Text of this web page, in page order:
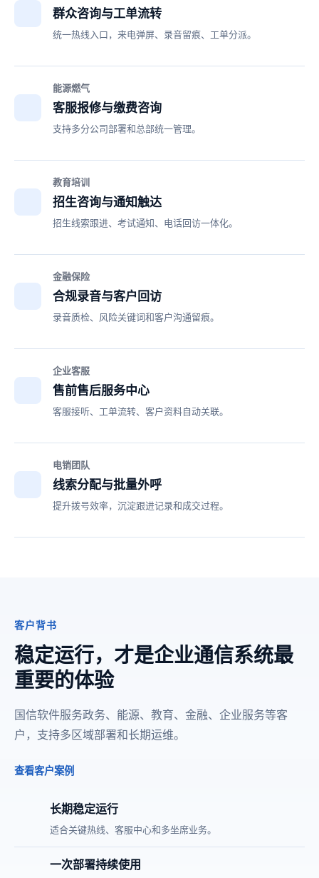
群众咨询与工单流转
统一热线入口，来电弹屏、录音留痕、工单分派。
能源燃气
客服报修与缴费咨询
支持多分公司部署和总部统一管理。
教育培训
招生咨询与通知触达
招生线索跟进、考试通知、电话回访一体化。
金融保险
合规录音与客户回访
录音质检、风险关键词和客户沟通留痕。
企业客服
售前售后服务中心
客服接听、工单流转、客户资料自动关联。
电销团队
线索分配与批量外呼
提升拨号效率，沉淀跟进记录和成交过程。
客户背书
稳定运行，才是企业通信系统最
重要的体验
国信软件服务政务、能源、教育、金融、企业服务等客
户，支持多区域部署和长期运维。
查看客户案例
长期稳定运行
适合关键热线、客服中心和多坐席业务。
一次部署持续使用